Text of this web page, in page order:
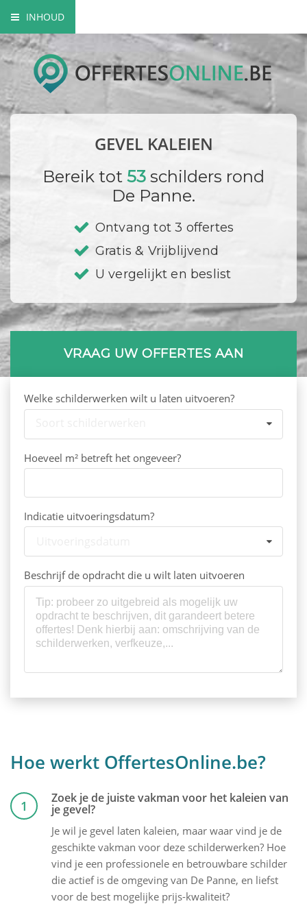
INHOUD
Wat is kaleien?
Hoe gaat een schilder te werk?
Kalei acrylaatverf
Bedrijf registrerenGEVEL KALEIEN
Bereik tot 53 schilders rond
De Panne.
Ontvang tot 3 offertes
Gratis & Vrijblijvend
U vergelijkt en beslist
VRAAG UW OFFERTES AAN
Welke schilderwerken wilt u laten uitvoeren?
Hoeveel m² betreft het ongeveer?
Indicatie uitvoeringsdatum?
Beschrijf de opdracht die u wilt laten uitvoeren
Hoe werkt OffertesOnline.be?
1 Zoek je de juiste vakman voor het kaleien van
je gevel?
Je wil je gevel laten kaleien, maar waar vind je de
geschikte vakman voor deze schilderwerken? Hoe
vind je een professionele en betrouwbare schilder
die actief is de omgeving van De Panne, en liefst
voor de best mogelijke prijs-kwaliteit?